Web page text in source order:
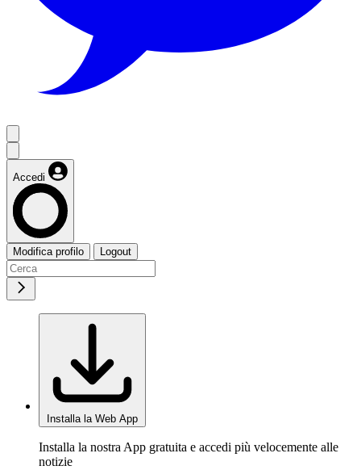
Accedi
Modifica profilo Logout
Installa la Web App
Installa la nostra App gratuita e accedi più velocemente alle
notizie